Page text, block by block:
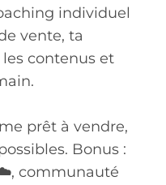
individuel
vente, ta
contenus et
prêt à vendre,
Bonus :
, communauté